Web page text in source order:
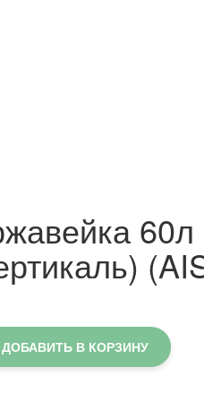
60л
ДОБАВИТЬ В КОРЗИНУ